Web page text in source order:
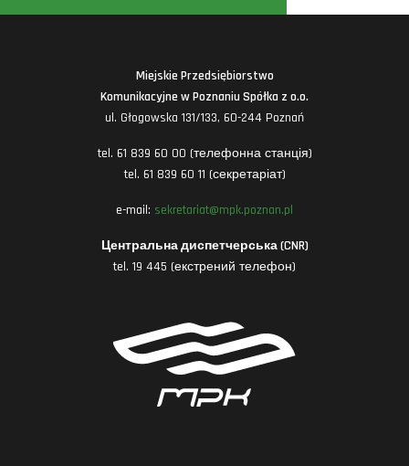
Miejskie Przedsiębiorstwo
Komunikacyjne w Poznaniu Spółka z o.o.
ul. Głogowska 131/133, 60-244 Poznań
tel. 61 839 60 00 (телефонна станція)
tel. 61 839 60 11 (секретаріат)
e-mail: sekretariat@mpk.poznan.pl
Центральна диспетчерська (CNR)
tel. 19 445 (екстрений телефон)